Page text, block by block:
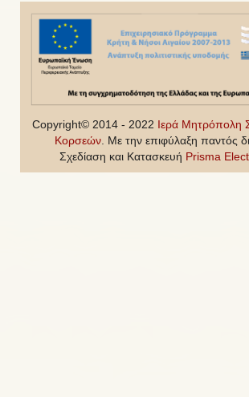
Copyright© 2014 - 2022 Ιερά Μητρόπολη
Κορσεών. Με την επιφύλαξη παντός
Σχεδίαση και Κατασκευή Prisma